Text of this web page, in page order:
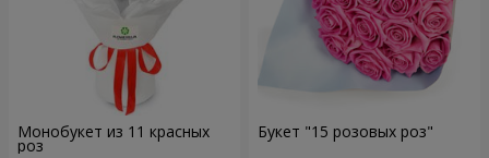
Монобукет из 11 красных
роз
Букет "15 розовых роз"